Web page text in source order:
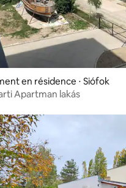
en résidence ⋅ Siófok
Apartman lakás